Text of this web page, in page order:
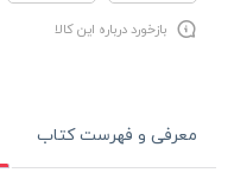
بازخورد درباره این کالا
معرفی و فهرست کتاب